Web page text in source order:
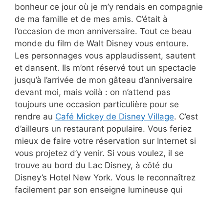
bonheur ce jour où je m’y rendais en compagnie
de ma famille et de mes amis. C’était à
l’occasion de mon anniversaire. Tout ce beau
monde du film de Walt Disney vous entoure.
Les personnages vous applaudissent, sautent
et dansent. Ils m’ont réservé tout un spectacle
jusqu’à l’arrivée de mon gâteau d’anniversaire
devant moi, mais voilà : on n’attend pas
toujours une occasion particulière pour se
rendre au Café Mickey de Disney Village. C’est
d’ailleurs un restaurant populaire. Vous feriez
mieux de faire votre réservation sur Internet si
vous projetez d’y venir. Si vous voulez, il se
trouve au bord du Lac Disney, à côté du
Disney’s Hotel New York. Vous le reconnaîtrez
facilement par son enseigne lumineuse qui